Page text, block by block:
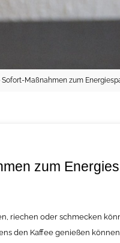
Sofort-Maßnahmen zum
zum
riechen oder schmecken
den Kaffee genießen